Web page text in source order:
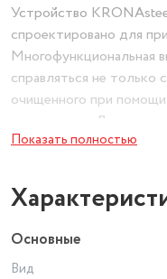
Устройство
спроектировано для
Многофункциональная
справляться не только
очищенного при
его отводом. Для
двумя
потребляемая
всего 135 Вт.
прибора
Показать полностью
Основные
Вид